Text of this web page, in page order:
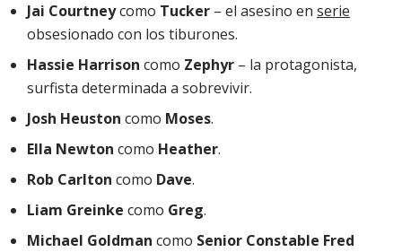
Jai Courtneycomo Tucker – el asesino en serie
obsesionado con los tiburones.
Hassie Harrison como Zephyr – la protagonista,
surfista determinada a sobrevivir.
Josh Heuston como Moses.
Ella Newton como Heather.
Rob Carlton como Dave.
Liam Greinke como Greg.
Michael Goldman como Senior Constable Fred